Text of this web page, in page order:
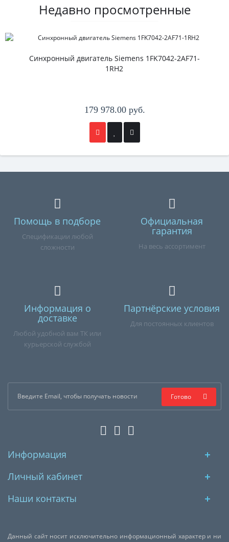
Недавно просмотренные
Синхронный двигатель Siemens 1FK7042-2AF71-
1RH2
179 978.00 руб.
Помощь в подборе
Спецификации любой
сложности
Официальная
гарантия
На весь ассортимент
Информация о
доставке
Любой удобной вам ТК или
курьерской службой
Партнёрские условия
Для постоянных клиентов
Готово
Информация
Личный кабинет
Наши контакты
Данный сайт носит исключительно информационный характер и ни